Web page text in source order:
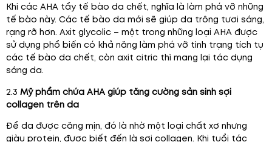
Khi các AHA tẩy tế bào da chết, nghĩa là làm phá vỡ những
tế bào này. Các tế bào da mới sẽ giúp da trông tươi sáng,
rạng rỡ hơn. Axit glycolic – một trong những loại AHA được
sử dụng phổ biến có khả năng làm phá vỡ tình trạng tích tụ
các tế bào da chết, còn axit citric thì mang lại tác dụng
sáng da.
2.3 Mỹ phẩm chứa AHA giúp tăng cường sản sinh sợi
collagen trên da
Để da được căng mịn, đó là nhờ một loại chất xơ nhưng
giàu protein, được biết đến là sợi collagen. Khi tuổi tác